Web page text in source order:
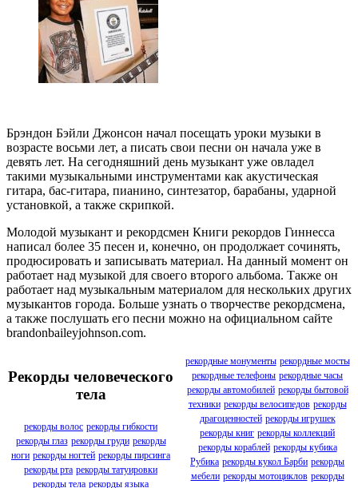
Брэндон Бэйли Джонсон начал посещать уроки музыки в
возрасте восьми лет, а писать свои песни он начала уже в
девять лет. На сегодняшний день музыкант уже овладел
такими музыкальными инструментами как акустическая
гитара, бас-гитара, пианино, синтезатор, барабаны, ударной
установкой, а также скрипкой.
Молодой музыкант и рекордсмен Книги рекордов Гиннесса
написал более 35 песен и, конечно, он продолжает сочинять,
продюсировать и записывать материал. На данный момент он
работает над музыкой для своего второго альбома. Также он
работает над музыкальным материалом для нескольких других
музыкантов города. Больше узнать о творчестве рекордсмена,
а также послушать его песни можно на официальном сайте
brandonbaileyjohnson.com.
Рекорды человеческого
тела
рекорды волос рекорды гибкости
рекорды глаз рекорды груди рекорды
ноги рекорды ногтей рекорды пирсинга
рекорды рта рекорды татуировки
рекорды тела рекорды языка
рекордные монументы рекордные мосты
рекордные телефоны рекордные часы
рекорды автомобилей рекорды бытовой
техники рекорды велосипедов рекорды
драгоценностей рекорды игрушек
рекорды книг рекорды коллекций
рекорды кораблей рекорды кубика
Рубика рекорды кукол Барби рекорды
мебели рекорды мотоциклов рекорды